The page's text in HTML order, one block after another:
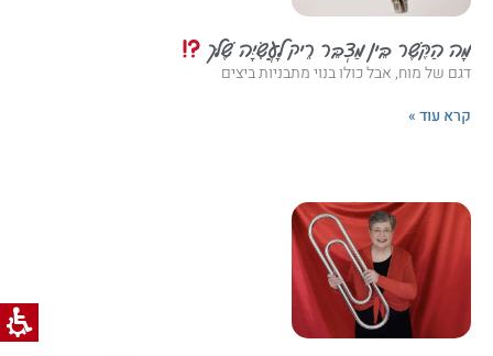
מָה הַקֶּשֶׁר בֵּין מַצְבֵּר רֵיק לָעֲשִׂיָּה שֶׁלּך
דגם של מוח, אבל כולו בנוי מתבניות ביצים
קרא עוד »